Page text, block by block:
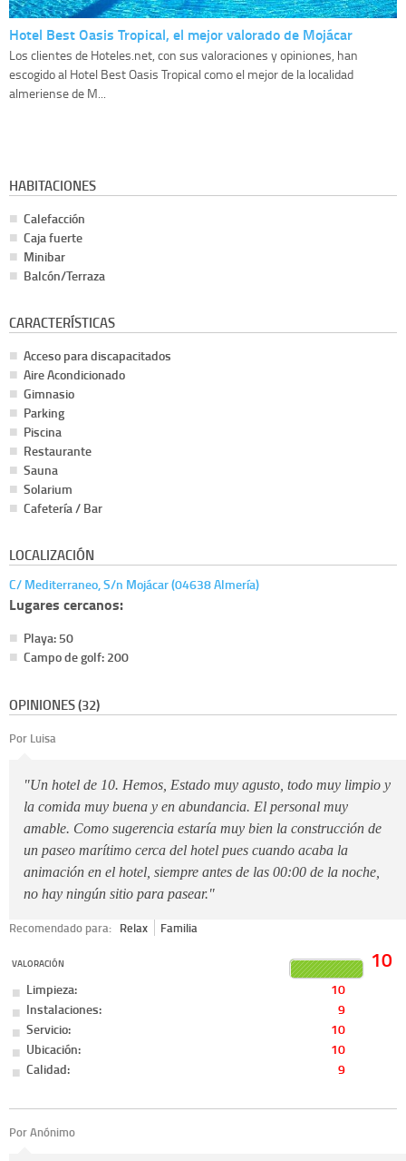
Hotel Best Oasis Tropical, el mejor valorado de Mojácar
Los clientes de Hoteles.net, con sus valoraciones y opiniones, han
escogido al Hotel Best Oasis Tropical como el mejor de la localidad
almeriense de M...
HABITACIONES
Calefacción
Caja fuerte
Minibar
Balcón/Terraza
CARACTERÍSTICAS
Acceso para discapacitados
Aire Acondicionado
Gimnasio
Parking
Piscina
Restaurante
Sauna
Solarium
Cafetería / Bar
LOCALIZACIÓN
C/ Mediterraneo, S/n Mojácar (04638 Almería)
Lugares cercanos:
Playa: 50
Campo de golf: 200
OPINIONES (32)
Por Luisa
"Un hotel de 10. Hemos, Estado muy agusto, todo muy limpio y
la comida muy buena y en abundancia. El personal muy
amable. Como sugerencia estaría muy bien la construcción de
un paseo marítimo cerca del hotel pues cuando acaba la
animación en el hotel, siempre antes de las 00:00 de la noche,
no hay ningún sitio para pasear."
Recomendado para: Relax Familia
VALORACIÓN 10
Limpieza:
10
Instalaciones:
9
Servicio:
10
Ubicación:
10
Calidad:
9
Por Anónimo